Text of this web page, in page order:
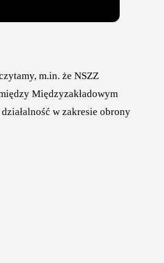
m.in. że NSZZ
Międzyzakładowym
w zakresie obrony